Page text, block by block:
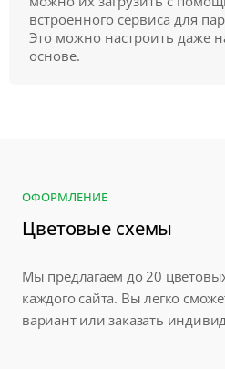
встроенного сервиса для
Это можно настроить даже
основе.
ОФОРМЛЕНИЕ
Цветовые схемы
Мы предлагаем до 20
каждого сайта. Вы легко
вариант или заказать